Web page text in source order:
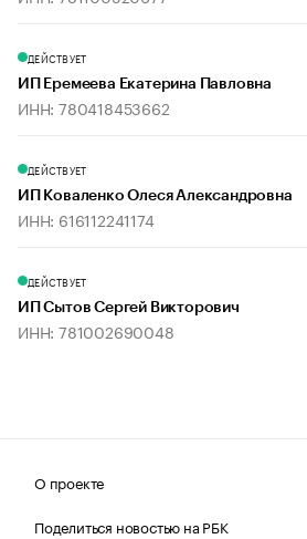
ДЕЙСТВУЕТ
ИП Еремеева Екатерина Павловна
ИНН: 780418453662
ДЕЙСТВУЕТ
ИП Коваленко Олеся Александровна
ИНН: 616112241174
ДЕЙСТВУЕТ
ИП Сытов Сергей Викторович
ИНН: 781002690048
О проекте
Поделиться новостью на РБК